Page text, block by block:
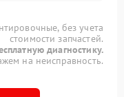
без учета
стоимости запчастей.
диагностику.
на неисправность.